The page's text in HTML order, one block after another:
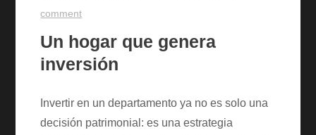
comment
Un hogar que genera
inversión
Invertir en un departamento ya no es solo una
decisión patrimonial: es una estrategia